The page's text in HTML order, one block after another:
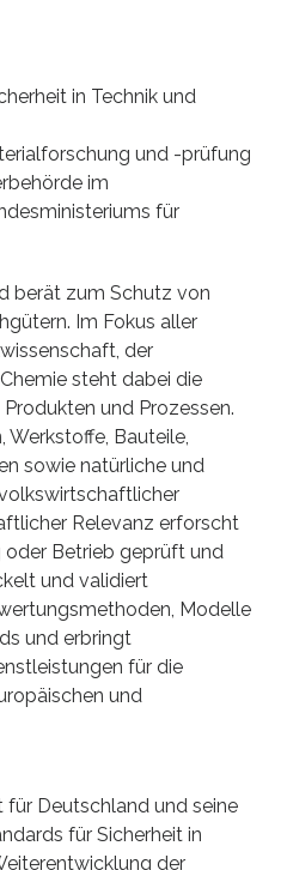
in Technik und
und -prüfung
im
für
berät zum Schutz von
Im Fokus aller
der
steht dabei die
und Prozessen.
Bauteile,
sowie natürliche und
Relevanz erforscht
Betrieb geprüft und
und validiert
Modelle
und erbringt
für die
und
Deutschland und seine
für Sicherheit in
der